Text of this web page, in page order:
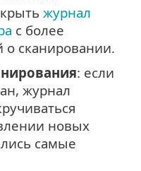
журнал
с более
сканировании.
: если
журнал
новых
самые